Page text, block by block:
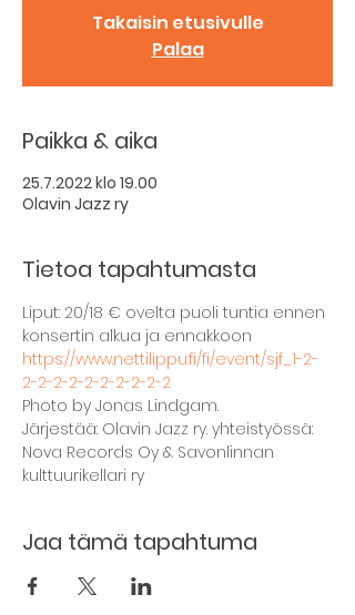
Takaisin etusivulle
Palaa
Paikka & aika
25.7.2022 klo 19.00
Olavin Jazz ry
Tietoa tapahtumasta
Liput: 20/18 € ovelta puoli tuntia ennen
konsertin alkua ja ennakkoon
https://www.nettilippu.fi/fi/event/sjf_1-2-
2-2-2-2-2-2-2-2-2-2
Photo by Jonas Lindgam.
Järjestää: Olavin Jazz ry. yhteistyössä:
Nova Records Oy & Savonlinnan
kulttuurikellari ry
Jaa tämä tapahtuma